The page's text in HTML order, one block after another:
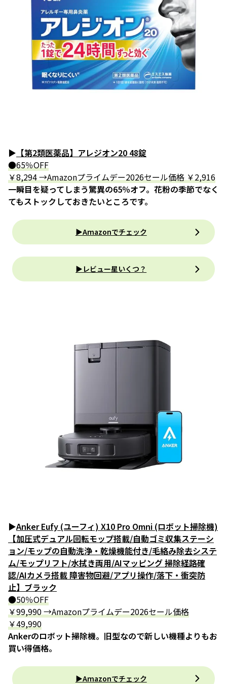
▶ 【第2類医薬品】アレジオン20 48錠
●65％OFF
￥8,294 →Amazonプライムデー2026セール価格 ￥2,916
一瞬目を疑ってしまう驚異の65％オフ。花粉の季節でなく
てもストックしておきたいところです。
▶Amazonでチェック
▶レビュー星いくつ？
▶Anker Eufy (ユーフィ) X10 Pro Omni (ロボット掃除機)
【加圧式デュアル回転モップ搭載/自動ゴミ収集ステーシ
ョン/モップの自動洗浄・乾燥機能付き/毛絡み除去システ
ム/モップリフト/水拭き両用/AIマッピング 掃除経路確
認/AIカメラ搭載 障害物回避/アプリ操作/落下・衝突防
止】ブラック
●50％OFF
￥99,990 →Amazonプライムデー2026セール価格
￥49,990
Ankerのロボット掃除機。旧型なので新しい機種よりもお
買い得価格。
▶Amazonでチェック